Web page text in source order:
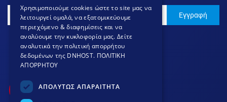
Εγγραφή
Χρησιμοποιούμε cookies ώστε το site μας να
λειτουργεί ομαλά, να εξατομικεύουμε
περιεχόμενο & διαφημίσεις και να
αναλύουμε την κυκλοφορία μας. Δείτε
αναλυτικά την πολιτική απορρήτου
δεδομένων της DNHOST. ΠΟΛΙΤΙΚΗ
ΑΠΟΡΡΗΤΟΥ
ΑΠΟΛΥΤΩΣ ΑΠΑΡΑΙΤΗΤΑ